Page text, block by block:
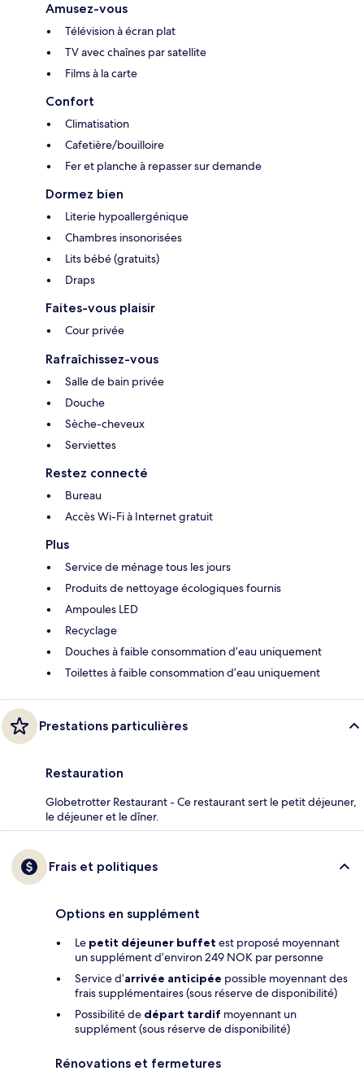
Amusez-vous
Télévision à écran plat
TV avec chaînes par satellite
Films à la carte
Confort
Climatisation
Cafetière/bouilloire
Fer et planche à repasser sur demande
Dormez bien
Literie hypoallergénique
Chambres insonorisées
Lits bébé (gratuits)
Draps
Faites-vous plaisir
Cour privée
Rafraîchissez-vous
Salle de bain privée
Douche
Sèche-cheveux
Serviettes
Restez connecté
Bureau
Accès Wi-Fi à Internet gratuit
Plus
Service de ménage tous les jours
Produits de nettoyage écologiques fournis
Ampoules LED
Recyclage
Douches à faible consommation d’eau uniquement
Toilettes à faible consommation d’eau uniquement
Prestations particulières
Restauration
Globetrotter Restaurant - Ce restaurant sert le petit déjeuner,
le déjeuner et le dîner.
Frais et politiques
Options en supplément
Le petit déjeuner buffet est proposé moyennant
un supplément d’environ 249 NOK par personne
Service d’arrivée anticipée possible moyennant des
frais supplémentaires (sous réserve de disponibilité)
Possibilité de départ tardif moyennant un
supplément (sous réserve de disponibilité)
Rénovations et fermetures